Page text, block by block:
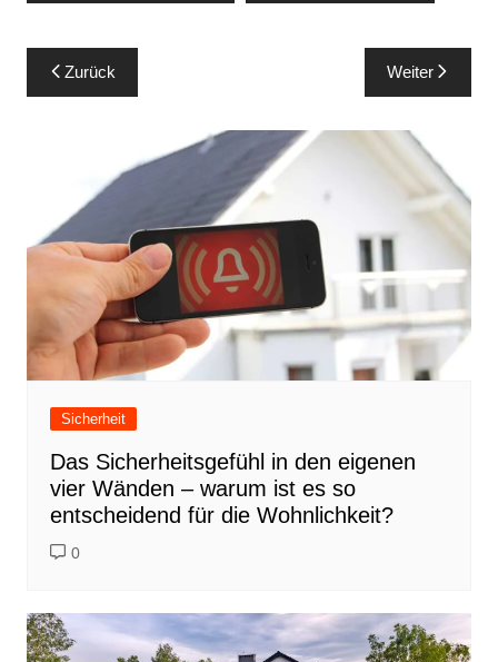
Beitragsnavigation
Zurück Weiter
Sicherheit
Das Sicherheitsgefühl in den eigenen
vier Wänden – warum ist es so
entscheidend für die Wohnlichkeit?
0